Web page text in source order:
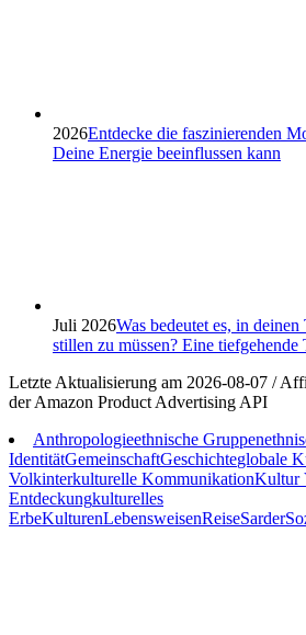
2026Entdecke die faszinierenden
Deine Energie beeinflussen kann
Juli 2026Was bedeutet es, in
stillen zu müssen? Eine tiefgehende
Letzte Aktualisierung am 2026-08-07 /
der Amazon Product Advertising API
Anthropologieethnische Gruppen
IdentitätGemeinschaftGeschichteglobale
Volkinterkulturelle KommunikationKultur
Entdeckungkulturelles
ErbeKulturenLebensweisenReiseSarder